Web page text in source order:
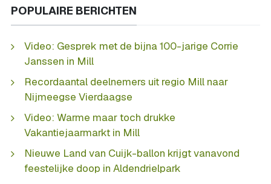
POPULAIRE BERICHTEN
Video: Gesprek met de bijna 100-jarige Corrie
Janssen in Mill
Recordaantal deelnemers uit regio Mill naar
Nijmeegse Vierdaagse
Video: Warme maar toch drukke
Vakantiejaarmarkt in Mill
Nieuwe Land van Cuijk-ballon krijgt vanavond
feestelijke doop in Aldendrielpark